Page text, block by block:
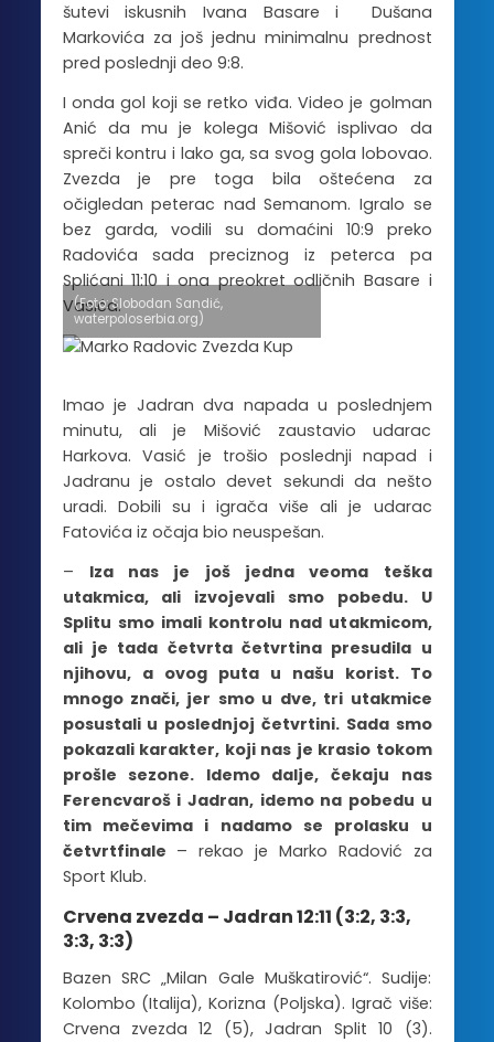
šutevi iskusnih Ivana Basare i Dušana
Markovića za još jednu minimalnu prednost
pred poslednji deo 9:8.
I onda gol koji se retko viđa. Video je golman
Anić da mu je kolega Mišović isplivao da
spreči kontru i lako ga, sa svog gola lobovao.
Zvezda je pre toga bila oštećena za
očigledan peterac nad Semanom. Igralo se
bez garda, vodili su domaćini 10:9 preko
Radovića sada preciznog iz peterca pa
Splićani 11:10 i ona preokret odličnih Basare i
Vasića.
(Foto: Slobodan Sandić,
waterpoloserbia.org)
Imao je Jadran dva napada u poslednjem
minutu, ali je Mišović zaustavio udarac
Harkova. Vasić je trošio poslednji napad i
Jadranu je ostalo devet sekundi da nešto
uradi. Dobili su i igrača više ali je udarac
Fatovića iz očaja bio neuspešan.
– Iza nas je još jedna veoma teška
utakmica, ali izvojevali smo pobedu. U
Splitu smo imali kontrolu nad utakmicom,
ali je tada četvrta četvrtina presudila u
njihovu, a ovog puta u našu korist. To
mnogo znači, jer smo u dve, tri utakmice
posustali u poslednjoj četvrtini. Sada smo
pokazali karakter, koji nas je krasio tokom
prošle sezone. Idemo dalje, čekaju nas
Ferencvaroš i Jadran, idemo na pobedu u
tim mečevima i nadamo se prolasku u
četvrtfinale – rekao je Marko Radović za
Sport Klub.
Crvena zvezda – Jadran 12:11 (3:2, 3:3,
3:3, 3:3)
Bazen SRC „Milan Gale Muškatirović“. Sudije:
Kolombo (Italija), Korizna (Poljska). Igrač više:
Crvena zvezda 12 (5), Jadran Split 10 (3).